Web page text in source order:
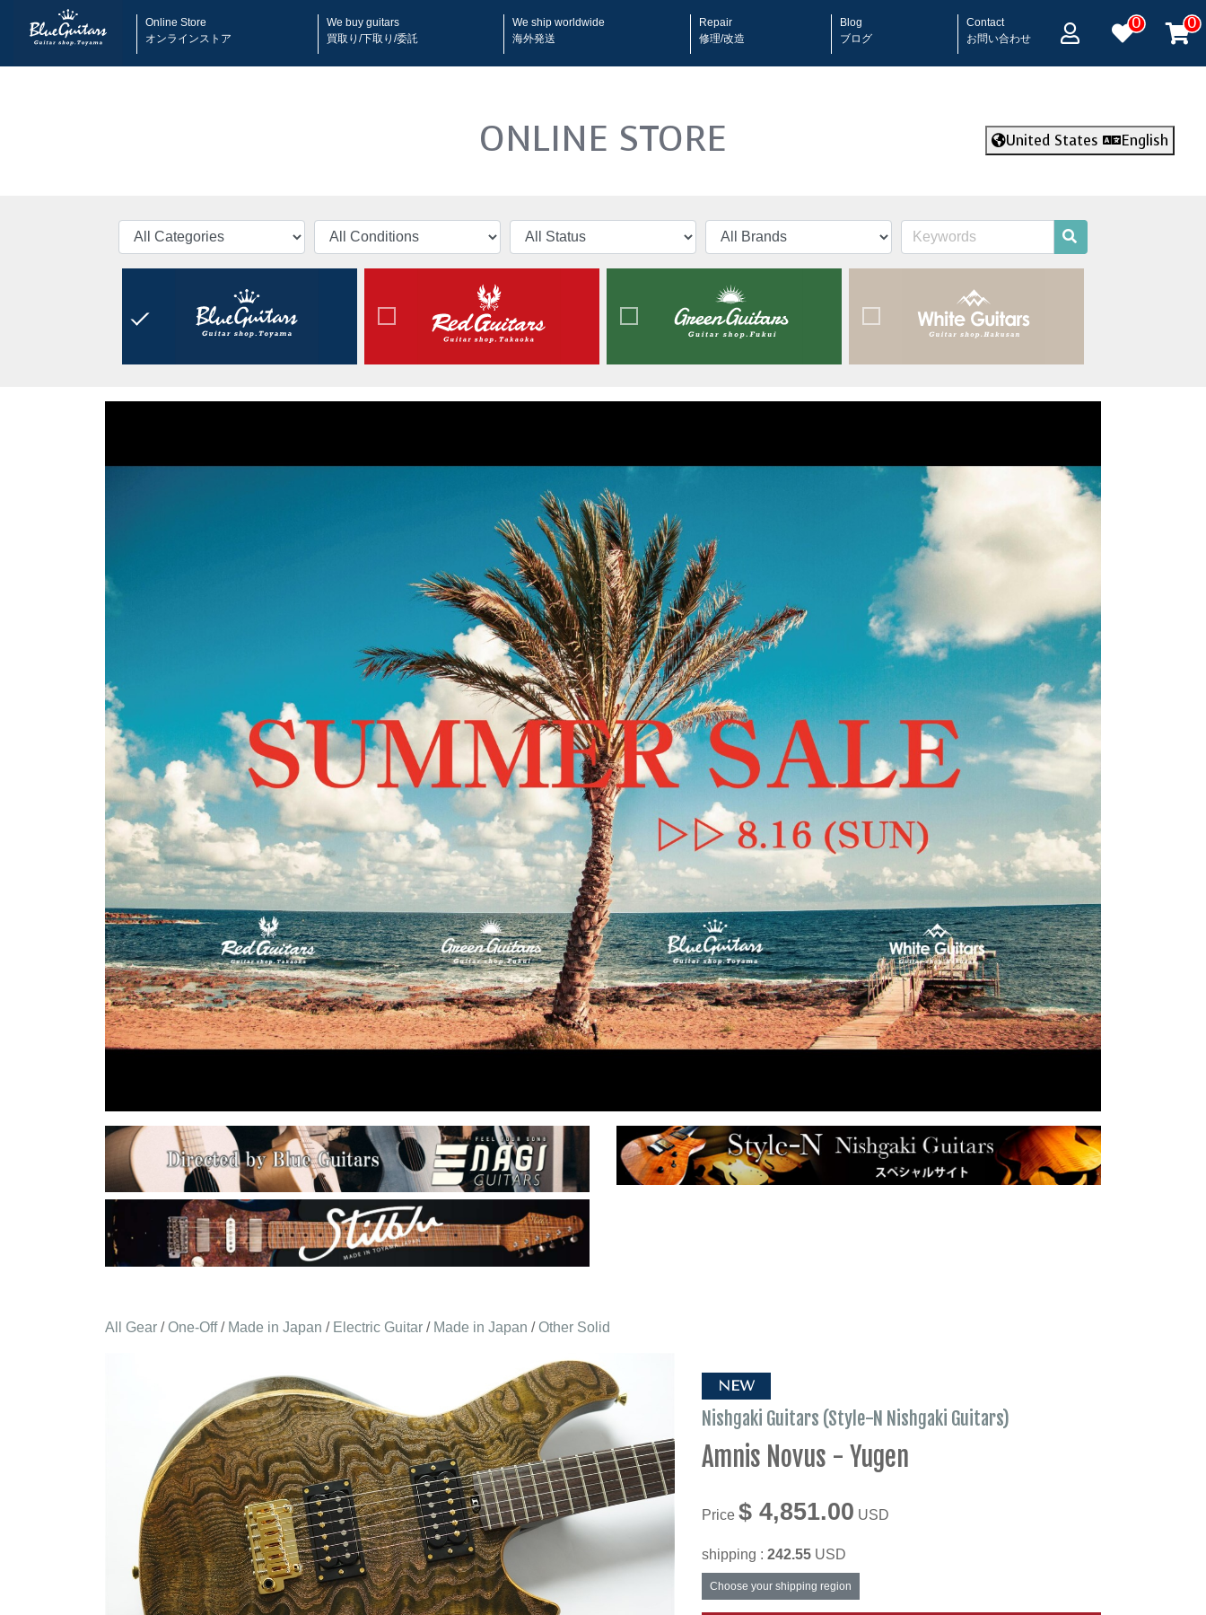
Online Store
オンラインストア
We buy guitars
買取り/下取り/委託
We ship worldwide
海外発送
Repair
修理/改造
Blog
ブログ
Contact
お問い合わせ
0 0
ONLINE STORE United States English
All Gear /One-Off/ Made in Japan / Electric Guitar / Made in Japan /Other Solid
NEW
Nishgaki Guitars (Style-N Nishgaki Guitars)
Amnis Novus - Yugen
Price $ 4,851.00 USD
shipping : 242.55 USD
Choose your shipping region